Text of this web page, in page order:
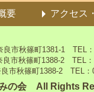
要 アクセス
市秋篠町1381-1 TEL
秋篠町1388-2 TEL：
篠町1388-2 TEL：
の会 All Rights